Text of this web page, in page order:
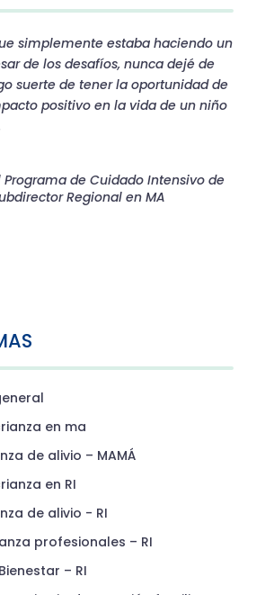
en ma
de alivio – MAMÁ
en RI
de alivio - RI
profesionales – RI
– RI
simplemente estaba haciendo un
de los desafíos, nunca dejé de
suerte de tener la oportunidad de
positivo en la vida de un niño
de Cuidado Intensivo de
Regional en MA